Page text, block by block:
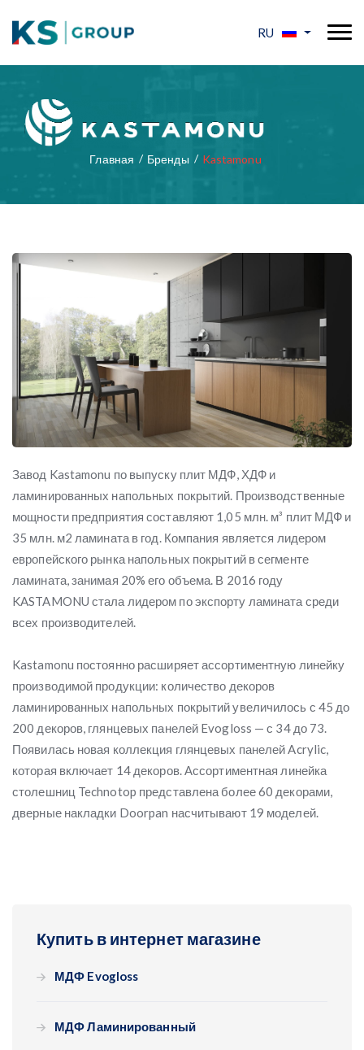
RU
Главная Бренды Kastamonu
Завод Kastamonu по выпуску плит МДФ, ХДФ и
ламинированных напольных покрытий. Производственные
мощности предприятия составляют 1,05 млн. м³ плит МДФ и
35 млн. м2 ламината в год. Компания является лидером
европейского рынка напольных покрытий в сегменте
ламината, занимая 20% его объема. В 2016 году
KASTAMONU стала лидером по экспорту ламината среди
всех производителей.
Kastamonu постоянно расширяет ассортиментную линейку
производимой продукции: количество декоров
ламинированных напольных покрытий увеличилось с 45 до
200 декоров, глянцевых панелей Evogloss — с 34 до 73.
Появилась новая коллекция глянцевых панелей Acrylic,
которая включает 14 декоров. Ассортиментная линейка
столешниц Technotop представлена более 60 декорами,
дверные накладки Doorpan насчитывают 19 моделей.
Купить в интернет магазине
МДФ Evogloss
МДФ Ламинированный